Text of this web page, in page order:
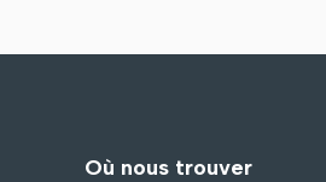
Où nous trouver